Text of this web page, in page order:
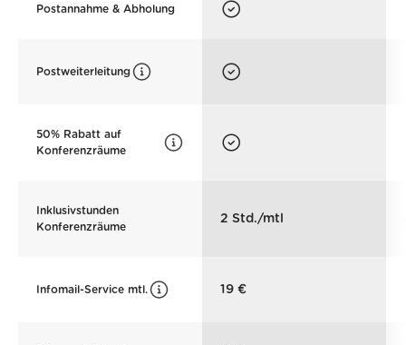
Postannahme & Abholung
Postweiterleitung
50% Rabatt auf
Konferenzräume
Inklusivstunden
Konferenzräume
2 Std./mtl
Infomail-Service mtl. 19 €